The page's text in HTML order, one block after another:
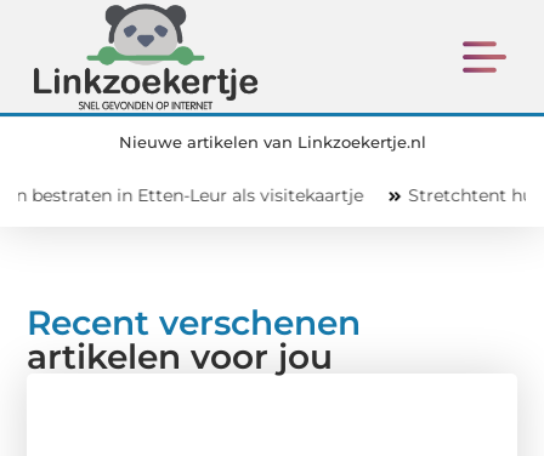
Nieuwe artikelen van Linkzoekertje.nl
in Etten-Leur als visitekaartje Stretchtent huren voor
Recent verschenen
artikelen voor jou